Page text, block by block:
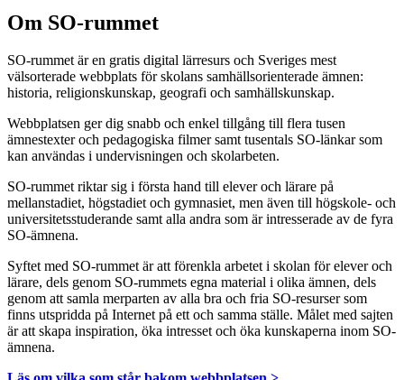
Om SO-rummet
SO-rummet är en gratis digital lärresurs och Sveriges mest
välsorterade webbplats för skolans samhällsorienterade ämnen:
historia, religionskunskap, geografi och samhällskunskap.
Webbplatsen ger dig snabb och enkel tillgång till flera tusen
ämnestexter och pedagogiska filmer samt tusentals SO-länkar som
kan användas i undervisningen och skolarbeten.
SO-rummet riktar sig i första hand till elever och lärare på
mellanstadiet, högstadiet och gymnasiet, men även till högskole- och
universitetsstuderande samt alla andra som är intresserade av de fyra
SO-ämnena.
Syftet med SO-rummet är att förenkla arbetet i skolan för elever och
lärare, dels genom SO-rummets egna material i olika ämnen, dels
genom att samla merparten av alla bra och fria SO-resurser som
finns utspridda på Internet på ett och samma ställe. Målet med sajten
är att skapa inspiration, öka intresset och öka kunskaperna inom SO-
ämnena.